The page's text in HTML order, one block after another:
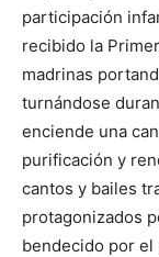
participación
recibido la
madrinas
turnándose
enciende una
purificación y
cantos y bailes
protagonizados
bendecido por